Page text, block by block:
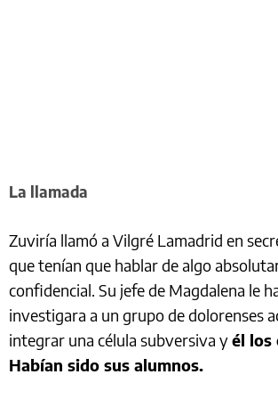
La llamada
Zuviría llamó a Vilgré Lamadrid en
que tenían que hablar de algo
confidencial. Su jefe de Magdalena le
investigara a un grupo de dolorenses
integrar una célula subversiva yél los
Habían sido sus alumnos.